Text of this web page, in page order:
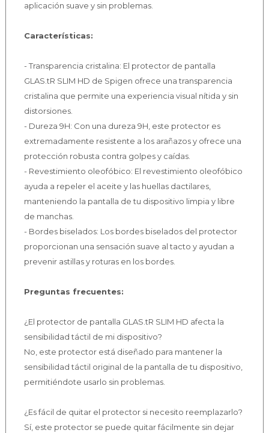
aplicación suave y sin problemas.
Características:
- Transparencia cristalina: El protector de pantalla
GLAS.tR SLIM HD de Spigen ofrece una transparencia
cristalina que permite una experiencia visual nítida y sin
distorsiones.
- Dureza 9H: Con una dureza 9H, este protector es
extremadamente resistente a los arañazos y ofrece una
protección robusta contra golpes y caídas.
- Revestimiento oleofóbico: El revestimiento oleofóbico
ayuda a repeler el aceite y las huellas dactilares,
manteniendo la pantalla de tu dispositivo limpia y libre
de manchas.
- Bordes biselados: Los bordes biselados del protector
proporcionan una sensación suave al tacto y ayudan a
prevenir astillas y roturas en los bordes.
Preguntas frecuentes:
¿El protector de pantalla GLAS.tR SLIM HD afecta la
sensibilidad táctil de mi dispositivo?
No, este protector está diseñado para mantener la
sensibilidad táctil original de la pantalla de tu dispositivo,
permitiéndote usarlo sin problemas.
¿Es fácil de quitar el protector si necesito reemplazarlo?
Sí, este protector se puede quitar fácilmente sin dejar